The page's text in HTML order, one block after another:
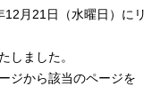
月21日（水曜日）にリ
しました。
ジから該当のページを